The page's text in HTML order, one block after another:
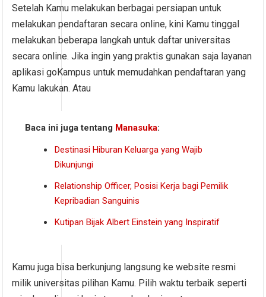
Setelah Kamu melakukan berbagai persiapan untuk
melakukan pendaftaran secara online, kini Kamu tinggal
melakukan beberapa langkah untuk daftar universitas
secara online. Jika ingin yang praktis gunakan saja layanan
aplikasi goKampus untuk memudahkan pendaftaran yang
Kamu lakukan. Atau
Baca ini juga tentang Manasuka:
Destinasi Hiburan Keluarga yang Wajib
Dikunjungi
Relationship Officer, Posisi Kerja bagi Pemilik
Kepribadian Sanguinis
Kutipan Bijak Albert Einstein yang Inspiratif
Kamu juga bisa berkunjung langsung ke website resmi
milik universitas pilihan Kamu. Pilih waktu terbaik seperti